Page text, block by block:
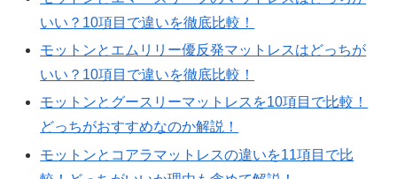
いい？10項目で違いを徹底比較！
モットンとエムリリー優反発マットレスはどっちが
いい？10項目で違いを徹底比較！
モットンとグースリーマットレスを10項目で比較！
どっちがおすすめなのか解説！
モットンとコアラマットレスの違いを11項目で比